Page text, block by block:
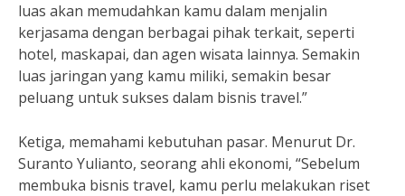
luas akan memudahkan kamu dalam menjalin
kerjasama dengan berbagai pihak terkait, seperti
hotel, maskapai, dan agen wisata lainnya. Semakin
luas jaringan yang kamu miliki, semakin besar
peluang untuk sukses dalam bisnis travel.”
Ketiga, memahami kebutuhan pasar. Menurut Dr.
Suranto Yulianto, seorang ahli ekonomi, “Sebelum
membuka bisnis travel, kamu perlu melakukan riset